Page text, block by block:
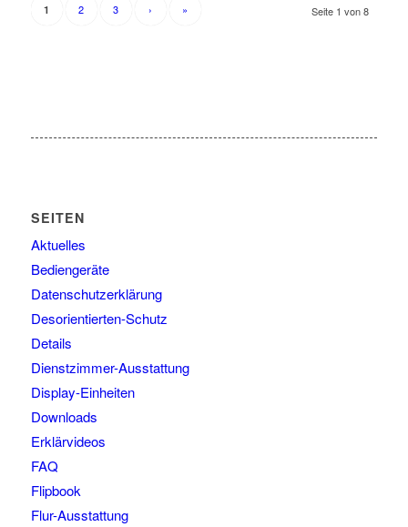
Seite 1 von 8
1 2 3 › »
SEITEN
Aktuelles
Bediengeräte
Datenschutzerklärung
Desorientierten-Schutz
Details
Dienstzimmer-Ausstattung
Display-Einheiten
Downloads
Erklärvideos
FAQ
Flipbook
Flur-Ausstattung